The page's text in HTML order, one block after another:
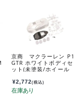
京商 マクラーレン P1
GTR ホワイトボディセ
ット(未塗装/ホイール
¥2,772(税込)